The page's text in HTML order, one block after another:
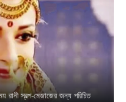
রানী স্বল্প-মেজাজের জন্য পরিচিত